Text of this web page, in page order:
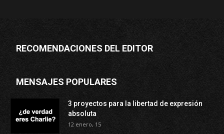
RECOMENDACIONES DEL EDITOR
MENSAJES POPULARES
3 proyectos para la libertad de expresión
absoluta
12 enero, 15